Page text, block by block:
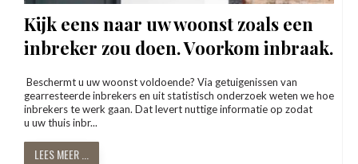
Kijk eens naar uw woonst zoals een
inbreker zou doen. Voorkom inbraak.
Beschermt u uw woonst voldoende? Via getuigenissen van
gearresteerde inbrekers en uit statistisch onderzoek weten we hoe
inbrekers te werk gaan. Dat levert nuttige informatie op zodat
u uw thuis inbr...
LEES MEER ...